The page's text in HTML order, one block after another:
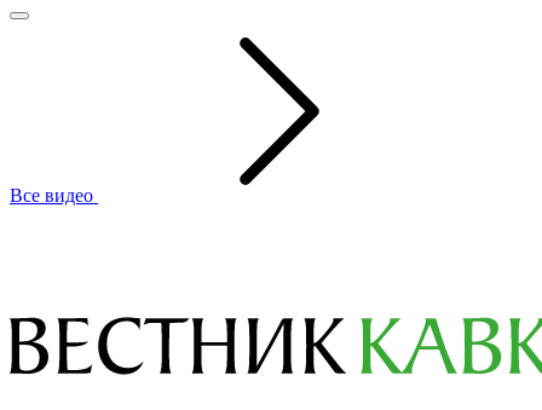
Все видео